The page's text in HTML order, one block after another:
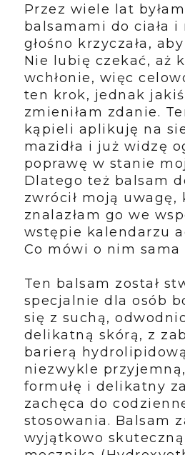
Przez wiele lat
balsamami do ciała i
głośno krzyczała,
Nie lubię czekać, aż
wchłonie, więc
ten krok, jednak
zmieniłam zdanie.
kąpieli aplikuję na
mazidła i już widzę
poprawę w stanie
Dlatego też balsam
zwrócił moją uwagę,
znalazłam go we
wstępie kalendarzu
Co mówi o nim sama
Ten balsam został
specjalnie dla osób
się z suchą,
delikatną skórą, z
barierą
niezwykle
formułę i delikatny
zachęca do
stosowania. Balsam
wyjątkowo